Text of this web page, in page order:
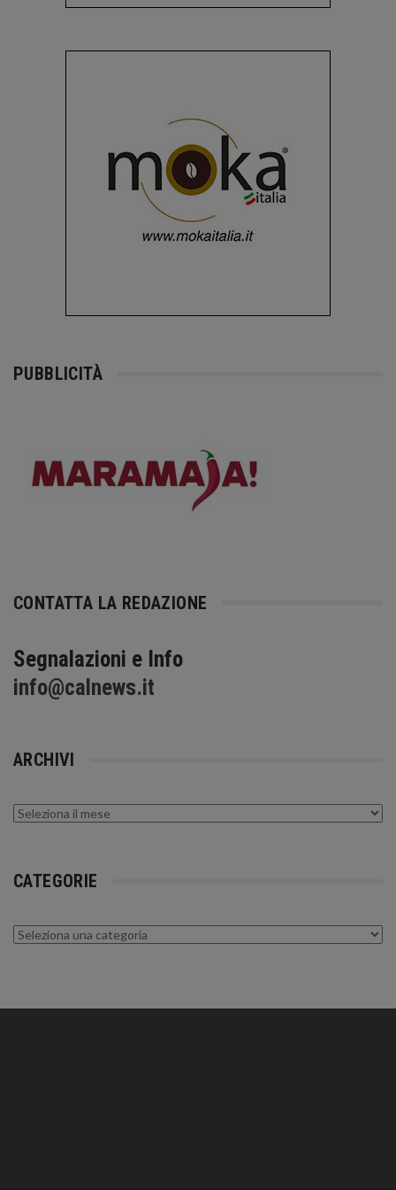
PUBBLICITÀ
CONTATTA LA REDAZIONE
Segnalazioni e Info
info@calnews.it
ARCHIVI
Archivi
CATEGORIE
Categorie